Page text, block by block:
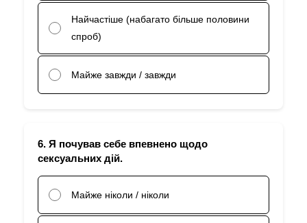
Найчастіше (набагато більше половини
спроб)
Майже завжди / завжди
6. Я почував себе впевнено щодо
сексуальних дій.
Майже ніколи / ніколи